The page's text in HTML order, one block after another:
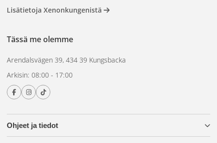
Ohjeet ja tiedot
Lisätietoja Xenonkungenistä
Tässä me olemme
Arendalsvägen 39, 434 39 Kungsbacka
Arkisin: 08:00 - 17:00